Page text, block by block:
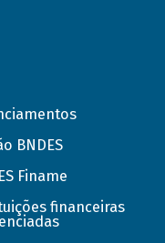
BNDES
Finame
financeiras